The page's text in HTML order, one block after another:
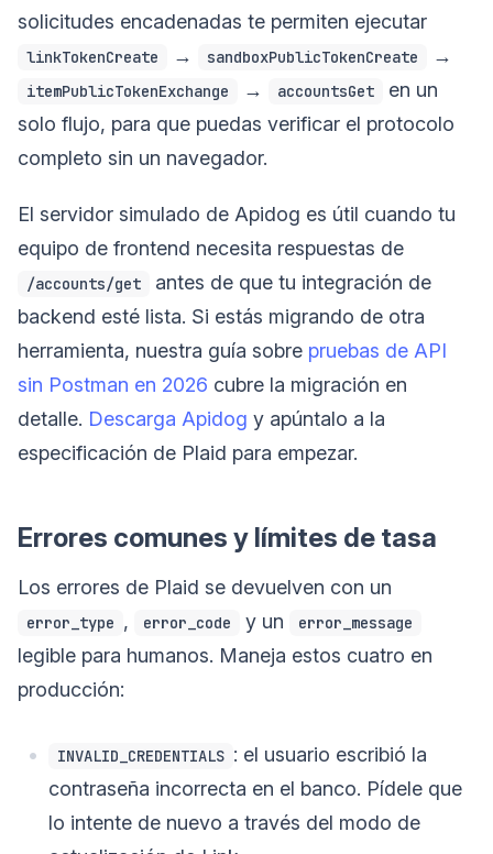
solicitudes encadenadas te permiten ejecutar
linkTokenCreate → sandboxPublicTokenCreate →
itemPublicTokenExchange → accountsGet
en un
solo flujo, para que puedas verificar el protocolo
completo sin un navegador.
El servidor simulado de Apidog es útil cuando tu
equipo de frontend necesita respuestas de
/accounts/get
antes de que tu integración de
backend esté lista. Si estás migrando de otra
herramienta, nuestra guía sobre pruebas de API
sin Postman en 2026 cubre la migración en
detalle. Descarga Apidog y apúntalo a la
especificación de Plaid para empezar.
Errores comunes y límites de tasa
Los errores de Plaid se devuelven con un
error_type , error_code y un error_message
legible para humanos. Maneja estos cuatro en
producción:
INVALID_CREDENTIALS : el usuario escribió la
contraseña incorrecta en el banco. Pídele que
lo intente de nuevo a través del modo de